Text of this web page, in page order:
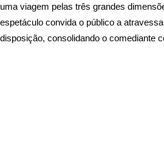
uma viagem pelas três grandes
espetáculo convida o público a
disposição, consolidando o comediante